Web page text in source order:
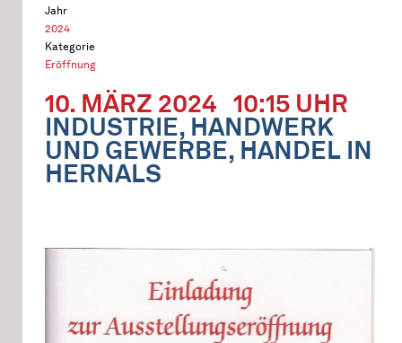
Jahr
2024
Kategorie
Eröffnung
10. MÄRZ 2024 10:15 UHR
INDUSTRIE, HANDWERK
UND GEWERBE, HANDEL IN
HERNALS